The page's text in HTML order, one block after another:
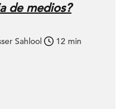
de medios?
Sahlool 12 min